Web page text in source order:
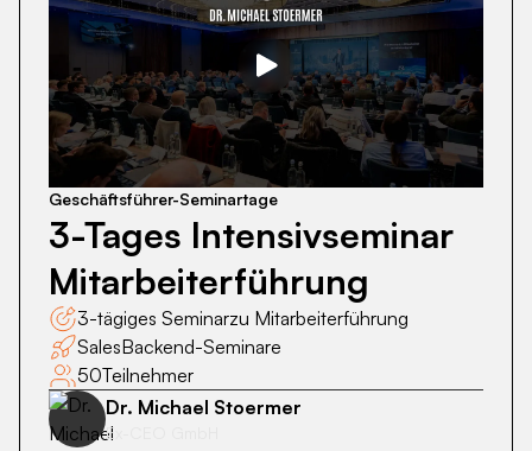
3-
Tages
Intensivseminar
Mitarbeiterführung
Geschäftsführer-Seminartage
3-Tages Intensivseminar
Mitarbeiterführung
3-tägiges Seminarzu Mitarbeiterführung
SalesBackend-Seminare
50Teilnehmer
Dr. Michael Stoermer
Ex-CEO GmbH